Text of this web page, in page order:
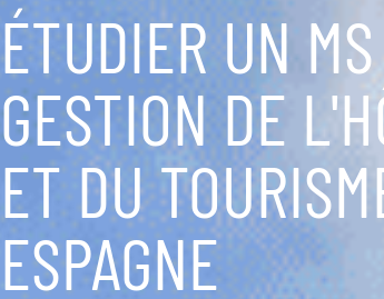
ÉTUDIER UN
GESTION DE
ET DU
ESPAGNE